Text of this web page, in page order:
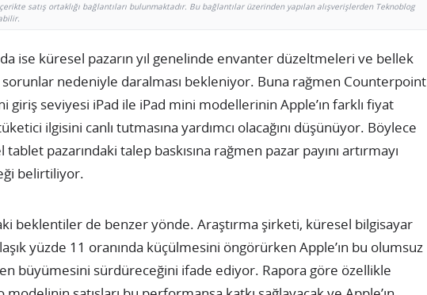
satış ortaklığı bağlantıları bulunmaktadır. Bu bağlantılar üzerinden yapılan alışverişlerden Teknoblog
ise küresel pazarın yıl genelinde envanter düzeltmeleri ve bellek
nedeniyle daralması bekleniyor. Buna rağmen Counterpoint
giriş seviyesi iPad ile iPad mini modellerinin Apple’ın farklı fiyat
ilgisini canlı tutmasına yardımcı olacağını düşünüyor. Böylece
pazarındaki talep baskısına rağmen pazar payını artırmayı
belirtiliyor.
beklentiler de benzer yönde. Araştırma şirketi, küresel bilgisayar
yüzde 11 oranında küçülmesini öngörürken Apple’ın bu olumsuz
büyümesini sürdüreceğini ifade ediyor. Rapora göre özellikle